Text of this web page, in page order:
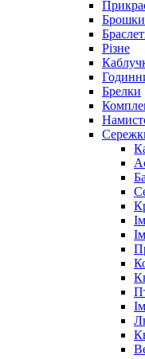
Брошки
Різне
Брелки